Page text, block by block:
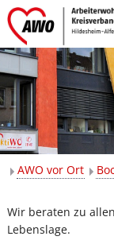
AWO vor Ort
Wir beraten zu
Lebenslage.